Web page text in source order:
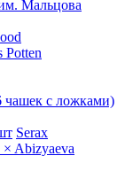
Мальцова
Potten
чашек с ложками)
Serax
× Abizyaeva